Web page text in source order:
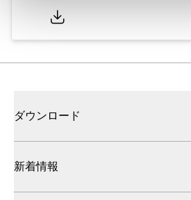
ダウンロード
新着情報